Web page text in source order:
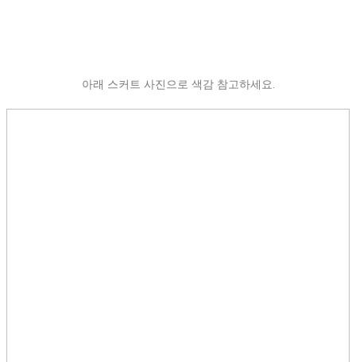
아래 스커트 사진으로 색감 참고하세요.